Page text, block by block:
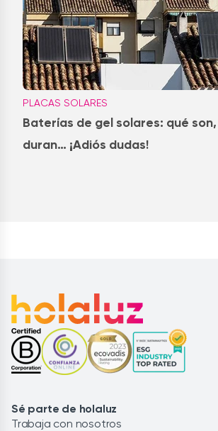
PLACAS SOLARES
Baterías de gel solares: qué
duran… ¡Adiós dudas!
Sé parte de holaluz
Trabaja con nosotros